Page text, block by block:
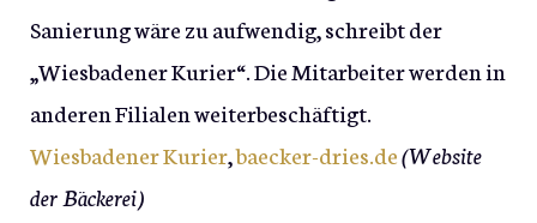
Sanierung wäre zu aufwendig, schreibt der
„Wiesbadener Kurier“. Die Mitarbeiter werden in
anderen Filialen weiterbeschäftigt.
Wiesbadener Kurier,baecker-dries.de(Website
der Bäckerei)